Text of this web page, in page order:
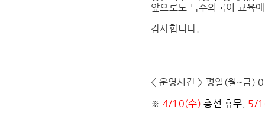
앞으로도 특수외국어 교육
감사합니다.
< 운영시간 > 평일(월~금
※ 4/10(수)총선 휴무, 5/